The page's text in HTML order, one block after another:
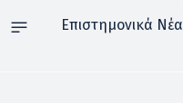
Επιστημονικά Νέα